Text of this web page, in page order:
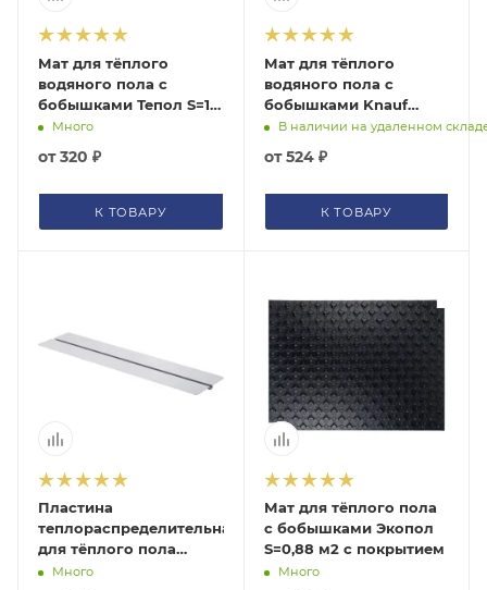
Мат для тёплого
водяного пола с
бобышками Тепол S=1
м2 без покрытия
Много
от320 ₽
К ТОВАРУ
Мат для тёплого
водяного пола с
бобышками Knauf
Therm Тёплый пол PRO
В наличии на удаленном
от524 ₽
К ТОВАРУ
Пластина
теплораспределительная
для тёплого пола
Россия МР16120
Много
Мат для тёплого пола
с бобышками Экопол
S=0,88 м2 с покрытием
Много